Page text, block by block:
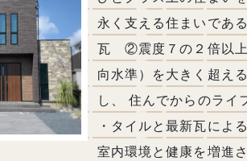
永く支える住まいであ
瓦 ②震度７の２倍以上
向水準）を大きく超え
し、 住んでからのライ
・タイルと最新瓦によ
室内環境と健康を増進